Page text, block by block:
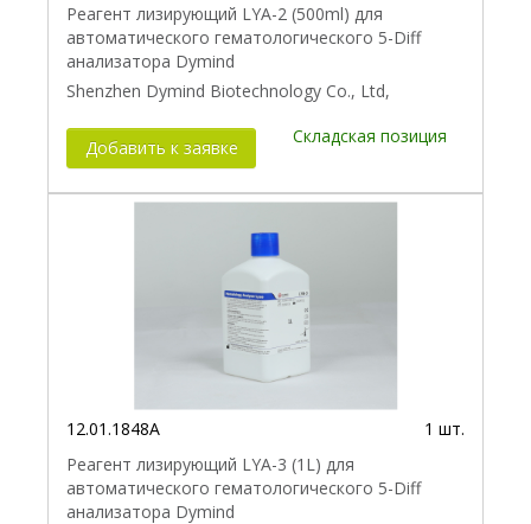
Реагент лизирующий LYA-2 (500ml) для
автоматического гематологического 5-Diff
анализатора Dymind
Shenzhen Dymind Biotechnology Co., Ltd,
Добавить к заявке
Складская позиция
12.01.1848A
1 шт.
Реагент лизирующий LYA-3 (1L) для
автоматического гематологического 5-Diff
анализатора Dymind